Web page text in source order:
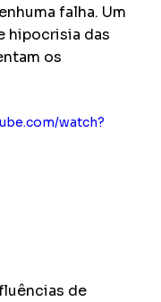
falha. Um
hipocrisia das
os
watch?
de